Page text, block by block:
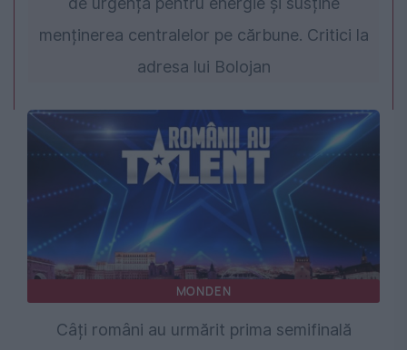
menținerea centralelor pe cărbune. Critici la
adresa lui Bolojan
MONDEN
Câți români au urmărit prima semifinală